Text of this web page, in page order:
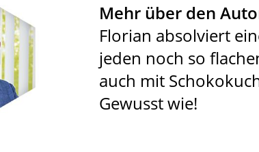
Mehr über den
Florian absolviert
jeden noch so
auch mit
Gewusst wie!